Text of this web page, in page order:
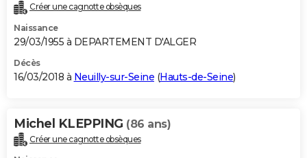
Créer une cagnotte obsèques
Naissance
29/03/1955 à DEPARTEMENT D'ALGER
Décès
16/03/2018 à Neuilly-sur-Seine (Hauts-de-Seine)
Michel KLEPPING (86 ans)
Créer une cagnotte obsèques